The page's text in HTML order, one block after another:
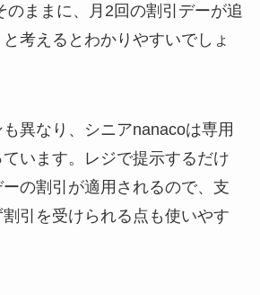
のままに、月2回の割引デーが追
考えるとわかりやすいでしょ
異なり、シニアnanacoは専用
います。レジで提示するだけ
の割引が適用されるので、支
引を受けられる点も使いやす